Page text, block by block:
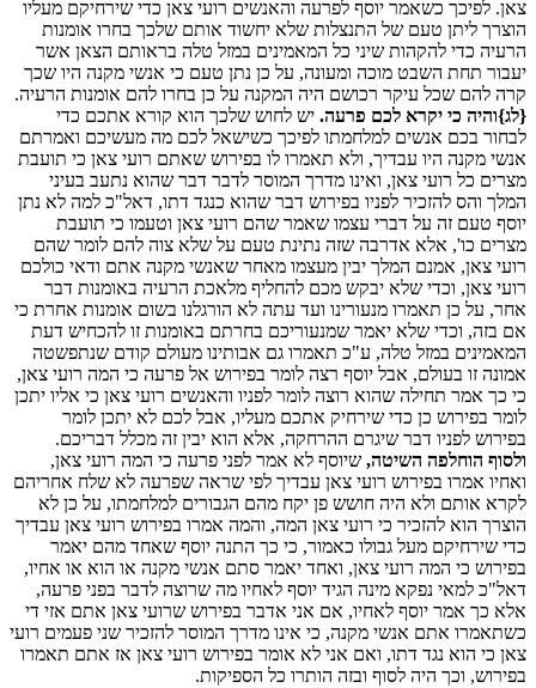
צאן. לפיכך כשאמר יוסף לפרעה והאנשים רועי צאן כדי שירחיקם מעליו
הוצרך ליתן טעם של התנצלות שלא יחשוד אותם שלכך בחרו אומנות
הרעיה כדי להקהות שיני כל המאמינים במזל טלה בראותם הצאן אשר
יעבור תחת השבט מוכה ומעונה, על כן נתן טעם כי אנשי מקנה היו שכך
קרה להם שכל עיקר רכושם היה המקנה על כן בחרו להם אומנות הרעיה.
{לג}והיה כי יקרא לכם פרעה. יש לחוש שלכך הוא קורא אתכם כדי
לבחור בכם אנשים למלחמתו לפיכך כשישאל לכם מה מעשיכם ואמרתם
אנשי מקנה היו עבדיך, ולא תאמרו לו בפירוש שאתם רועי צאן כי תועבת
מצרים כל רועי צאן, ואינו מדרך המוסר לדבר דבר שהוא נתעב בעיני
המלך והס להזכיר לפניו בפירוש דבר שהוא כנגד דתו, דאל"כ למה לא נתן
יוסף טעם זה על דברי עצמו שאמר שהם רועי צאן וטעמו כי תועבת
מצרים כו', אלא אדרבה שזה נתינת טעם על שלא צוה להם לומר שהם
רועי צאן, אמנם המלך יבין מעצמו מאחר שאנשי מקנה אתם ודאי כולכם
רועי צאן, וכדי שלא יבקש מכם להחליף מלאכת הרעיה באומנות דבר
אחר, על כן תאמרו מנעורינו ועד עתה לא הורגלנו בשום אומנות אחרת כי
אם בזה, וכדי שלא יאמר שמנעוריכם בחרתם באומנות זו להכחיש דעת
המאמינים במזל טלה, ע"כ תאמרו גם אבותינו מעולם קודם שנתפשטה
אמונה זו בעולם, אבל יוסף רצה לומר בפירוש אל פרעה כי המה רועי צאן,
כי כך אמר תחילה שהוא רוצה לומר לפניו והאנשים רועי צאן כי אליו יתכן
לומר בפירוש כן כדי שירחיק אתכם מעליו, אבל לכם לא יתכן לומר
בפירוש לפניו דבר שיגרם ההרחקה, אלא הוא יבין זה מכלל דבריכם.
ולסוף הוחלפה השיטה, שיוסף לא אמר לפני פרעה כי המה רועי צאן,
ואחיו אמרו בפירוש רועי צאן עבדיך לפי שראה שפרעה לא שלח אחריהם
לקרא אותם ולא היה חושש פן יקח מהם הגבורים למלחמתו, על כן לא
הוצרך הוא להזכיר כי רועי צאן המה, והמה אמרו בפירוש רועי צאן עבדיך
כדי שירחיקם מעל גבולו כאמור, כי כך התנה יוסף שאחד מהם יאמר
בפירוש כי המה רועי צאן, ואחד יאמר סתם אנשי מקנה או הוא או אחיו,
דאל"כ למאי נפקא מינה הגיד יוסף לאחיו מה שרוצה לדבר בפני פרעה,
אלא כך אמר יוסף לאחיו, אם אני אדבר בפירוש שרועי צאן אתם אזי די
כשתאמרו אתם אנשי מקנה, כי אינו מדרך המוסר להזכיר שני פעמים רועי
צאן כי הוא נגד דתו, ואם אני לא אומר בפירוש רועי צאן אז אתם תאמרו
בפירוש, וכך היה לסוף ובזה הותרו כל הספיקות.